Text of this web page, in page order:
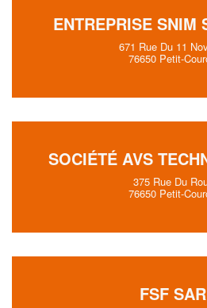
ENTREPRISE SNIM
671 Rue Du 11
76650 Petit-
SOCIÉTÉ AVS
375 Rue Du
76650 Petit-
FSF
En